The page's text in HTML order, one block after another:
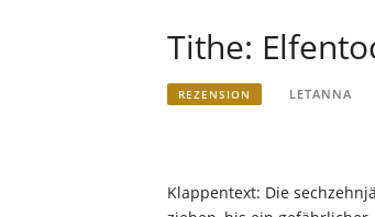
Tithe:
REZENSION LETANNA
Klappentext: Die